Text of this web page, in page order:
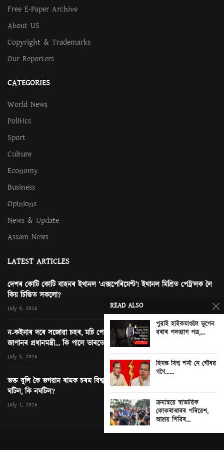
Free E-Paper Archive
About US
Copyright & Trademarks
Our Reporters
CATEGORIES
World News
Politics
Sport
Culture
Economy
Business
Opinions
News & Update
Assam News
LATEST ARTICLES
দেশৰ কোটি কোটি বাহনৰ ইথানল ‘এক্সপেৰিমেণ্ট’! ইথানল মিশ্ৰিত পেট্ৰ’লক লৈ
কিয় চিন্তিত সকলো?
July 9, 2026
ন-কইনাৰ দৰে সজোৱা চহৰ, মচি পেলোৱা এখন ছবি আৰু নতুন দিল্লীত
জাপানৰ প্ৰধানমন্ত্ৰী… কি পালে ভাৰতে?
July 3, 2026
ভক্ত বুলি কৈ ভগৱান ৰামক চৰম বিশ্বাসঘাটকতা! অযোধ্যাৰ ৰাম মন্দিৰত কি
ঘটিল, কি নঘটিল?
July 1, 2026
READ ALSO
পুৱাই হাইকমাণ্ডলৈ ভূপেন
বৰাৰ পদত্যাগ পত্ৰ,...
হিমন্ত বিশ্ব শৰ্মা নে গৌৰৱ
গগৈ…...
ক্ৰমান্বয়ে স্বাভাৱিক
কোকৰাঝাৰৰ পৰিৱেশ,
আশ্ৰয় শিবিৰ...